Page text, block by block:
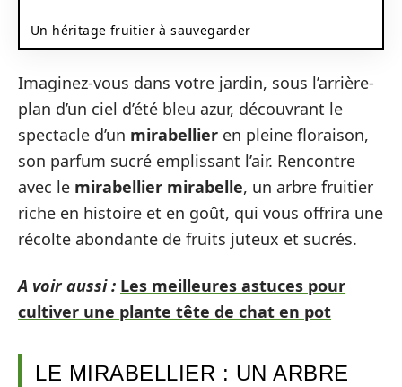
Un héritage fruitier à sauvegarder
Imaginez-vous dans votre jardin, sous l’arrière-
plan d’un ciel d’été bleu azur, découvrant le
spectacle d’un mirabellier en pleine floraison,
son parfum sucré emplissant l’air. Rencontre
avec le mirabellier mirabelle, un arbre fruitier
riche en histoire et en goût, qui vous offrira une
récolte abondante de fruits juteux et sucrés.
A voir aussi : Les meilleures astuces pour
cultiver une plante tête de chat en pot
LE MIRABELLIER : UN ARBRE